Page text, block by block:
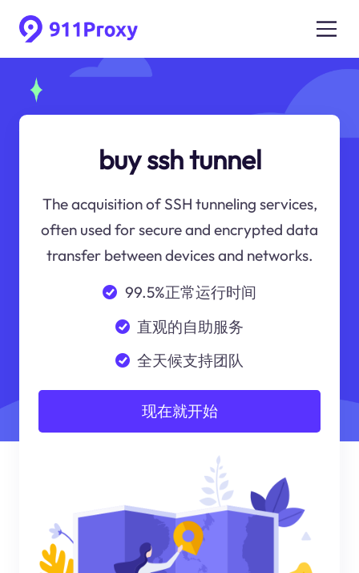
buy ssh tunnel
The acquisition of SSH tunneling services,
often used for secure and encrypted data
transfer between devices and networks.
99.5%正常运行时间
直观的自助服务
全天候支持团队
现在就开始